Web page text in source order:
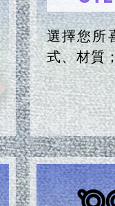
選擇您所
式、材質